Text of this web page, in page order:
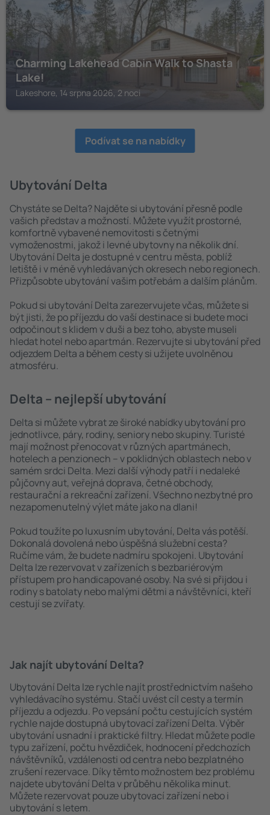
Charming Lakehead Cabin Walk to Shasta
Lake!
Lakeshore, 14 srpna 2026, 2 noci
Podívat se na nabídky
Ubytování Delta
Chystáte se Delta? Najděte si ubytování přesně podle
vašich představ a možností. Můžete využít prostorné,
komfortně vybavené nemovitosti s četnými
vymoženostmi, jakož i levné ubytovny na několik dní.
Ubytování Delta je dostupné v centru města, poblíž
letiště i v méně vyhledávaných okresech nebo regionech.
Přizpůsobte ubytování vašim potřebám a dalším plánům.
Pokud si ubytování Delta zarezervujete včas, můžete si
být jisti, že po příjezdu do vaší destinace si budete moci
odpočinout s klidem v duši a bez toho, abyste museli
hledat hotel nebo apartmán. Rezervujte si ubytování před
odjezdem Delta a během cesty si užijete uvolněnou
atmosféru.
Delta – nejlepší ubytování
Delta si můžete vybrat ze široké nabídky ubytování pro
jednotlivce, páry, rodiny, seniory nebo skupiny. Turisté
mají možnost přenocovat v různých apartmánech,
hotelech a penzionech – v poklidných oblastech nebo v
samém srdci Delta. Mezi další výhody patří i nedaleké
půjčovny aut, veřejná doprava, četné obchody,
restaurační a rekreační zařízení. Všechno nezbytné pro
nezapomenutelný výlet máte jako na dlani!
Pokud toužíte po luxusním ubytování, Delta vás potěší.
Dokonalá dovolená nebo úspěšná služební cesta?
Ručíme vám, že budete nadmíru spokojeni. Ubytování
Delta lze rezervovat v zařízeních s bezbariérovým
přístupem pro handicapované osoby. Na své si přijdou i
rodiny s batolaty nebo malými dětmi a návštěvníci, kteří
cestují se zvířaty.
Jak najít ubytování Delta?
Ubytování Delta lze rychle najít prostřednictvím našeho
vyhledávacího systému. Stačí uvést cíl cesty a termín
příjezdu a odjezdu. Po vepsání počtu cestujících systém
rychle najde dostupná ubytovací zařízení Delta. Výběr
ubytování usnadní i praktické filtry. Hledat můžete podle
typu zařízení, počtu hvězdiček, hodnocení předchozích
návštěvníků, vzdálenosti od centra nebo bezplatného
zrušení rezervace. Díky těmto možnostem bez problému
najdete ubytování Delta v průběhu několika minut.
Můžete rezervovat pouze ubytovací zařízení nebo i
ubytování s letem.